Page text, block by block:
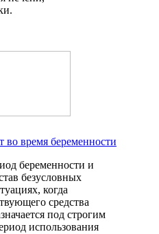
во время беременности
беременности и
безусловных
когда
средства
под строгим
использования